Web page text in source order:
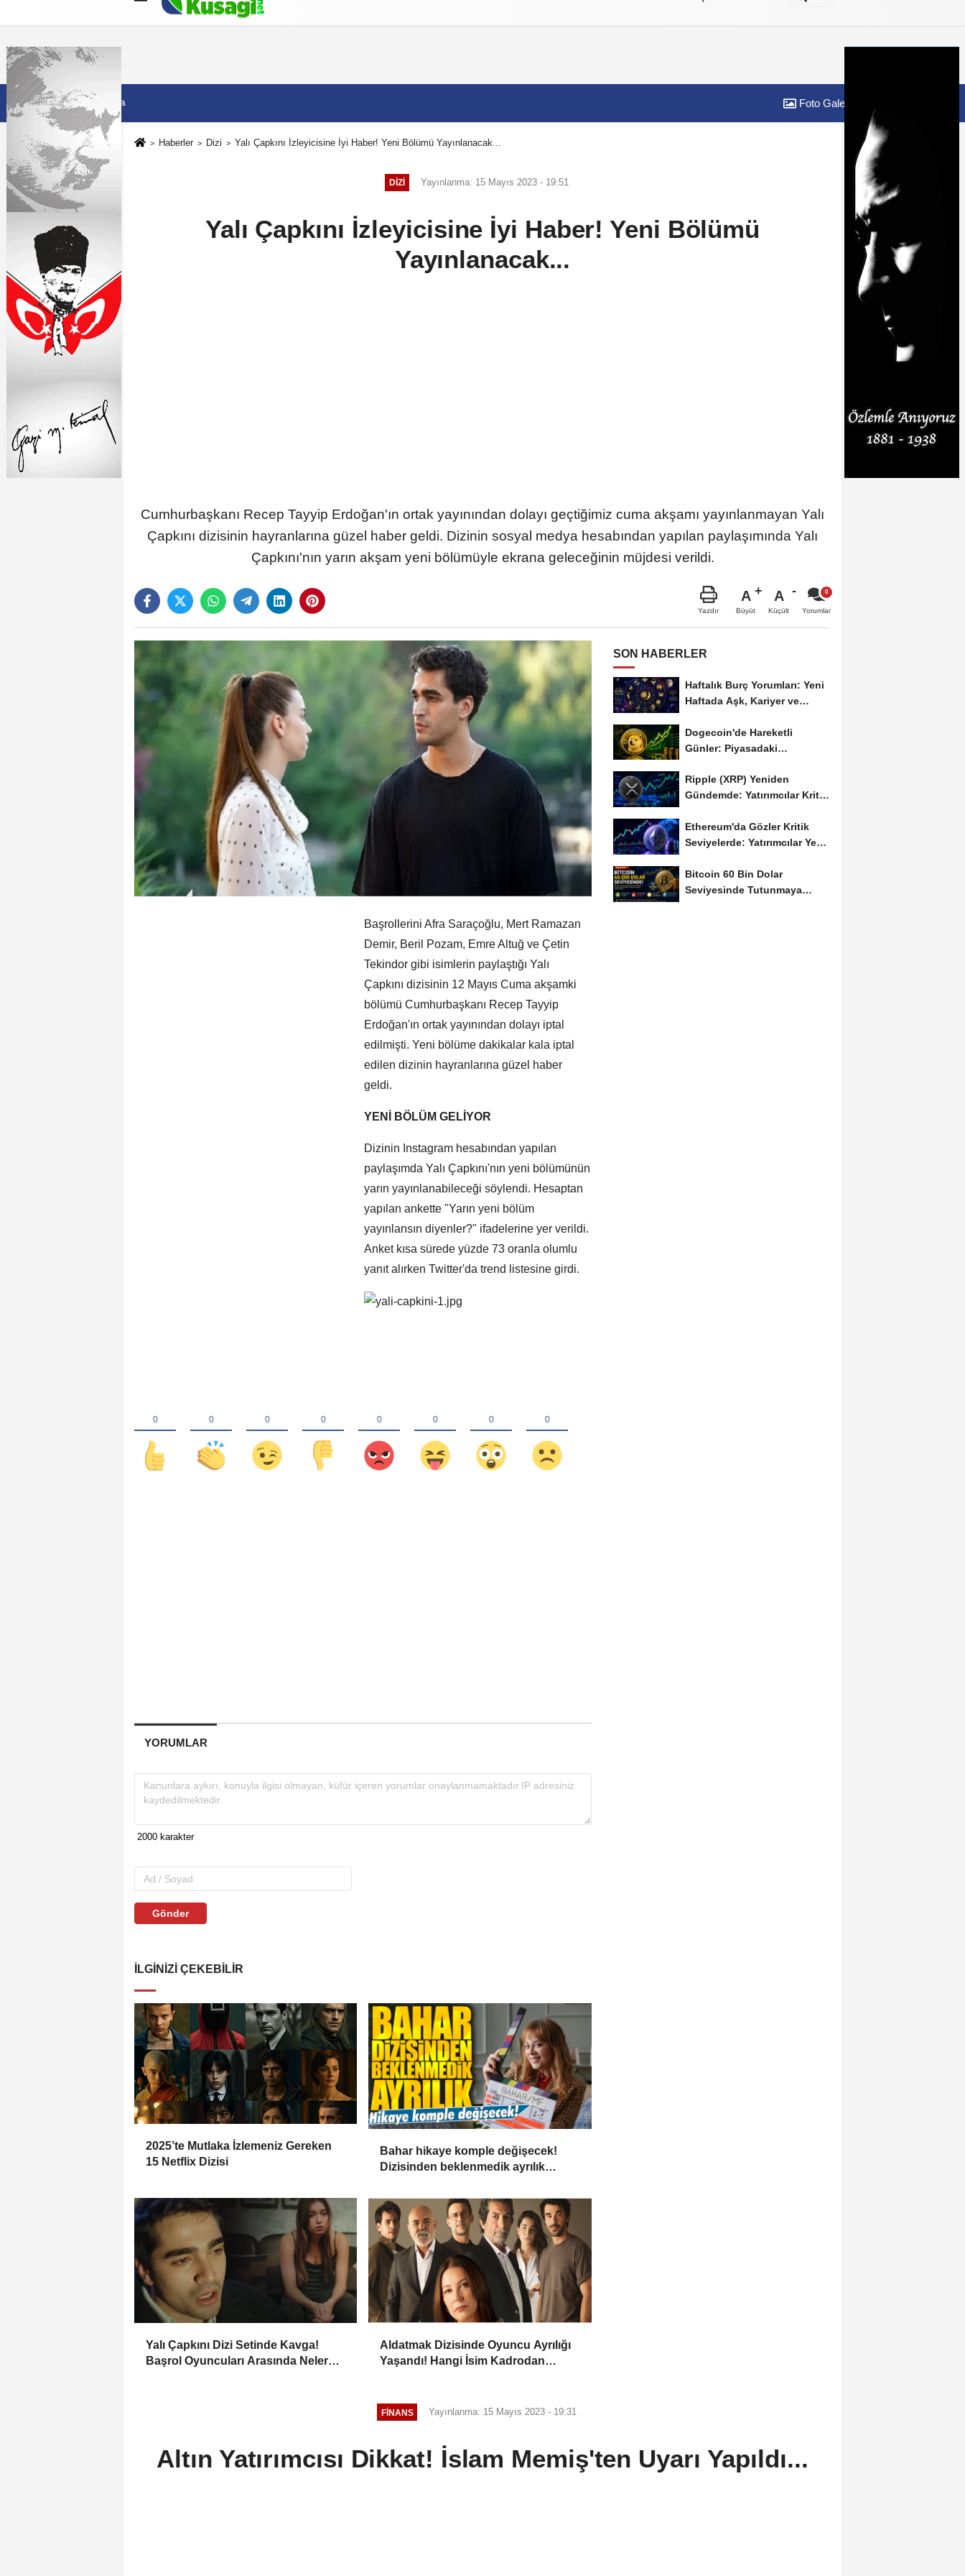
Künye İletişim Çerez Politikası
7 Ağustos 2026, Cuma Foto Galeri
Haberler Dizi Yalı Çapkını İzleyicisine İyi Haber! Yeni Bölümü Yayınlanacak...
DIZI Yayınlanma: 15 Mayıs 2023 - 19:51
Yalı Çapkını İzleyicisine İyi Haber! Yeni Bölümü
Yayınlanacak...
Cumhurbaşkanı Recep Tayyip Erdoğan'ın ortak yayınından dolayı geçtiğimiz cuma akşamı yayınlanmayan Yalı
Çapkını dizisinin hayranlarına güzel haber geldi. Dizinin sosyal medya hesabından yapılan paylaşımında Yalı
Çapkını'nın yarın akşam yeni bölümüyle ekrana geleceğinin müjdesi verildi.
Yazdır
A
Büyüt
A
Küçült Yorumlar
Başrollerini Afra Saraçoğlu, Mert Ramazan
Demir, Beril Pozam, Emre Altuğ ve Çetin
Tekindor gibi isimlerin paylaştığı Yalı
Çapkını dizisinin 12 Mayıs Cuma akşamki
bölümü Cumhurbaşkanı Recep Tayyip
Erdoğan'ın ortak yayınından dolayı iptal
edilmişti. Yeni bölüme dakikalar kala iptal
edilen dizinin hayranlarına güzel haber
geldi.
YENİ BÖLÜM GELİYOR
Dizinin Instagram hesabından yapılan
paylaşımda Yalı Çapkını'nın yeni bölümünün
yarın yayınlanabileceği söylendi. Hesaptan
yapılan ankette "Yarın yeni bölüm
yayınlansın diyenler?" ifadelerine yer verildi.
Anket kısa sürede yüzde 73 oranla olumlu
yanıt alırken Twitter'da trend listesine girdi.
YORUMLAR
Gönder
İLGINIZI ÇEKEBILIR
2025’te Mutlaka İzlemeniz Gereken
15 Netflix Dizisi
Bahar hikaye komple değişecek!
Dizisinden beklenmedik ayrılık
Yalı Çapkını Dizi Setinde Kavga!
Başrol Oyuncuları Arasında Neler
Aldatmak Dizisinde Oyuncu Ayrılığı
Yaşandı! Hangi İsim Kadrodan
SON HABERLER
Haftalık Burç Yorumları: Yeni
Haftada Aşk, Kariyer ve
Dogecoin'de Hareketli
Günler: Piyasadaki
de...
Ripple (XRP) Yeniden
Gündemde: Yatırımcılar Kritik
Ethereum'da Gözler Kritik
Seviyelerde: Yatırımcılar Yeni
Bitcoin 60 Bin Dolar
Seviyesinde Tutunmaya
FINANS Yayınlanma: 15 Mayıs 2023 - 19:31
Altın Yatırımcısı Dikkat! İslam Memiş'ten Uyarı Yapıldı...